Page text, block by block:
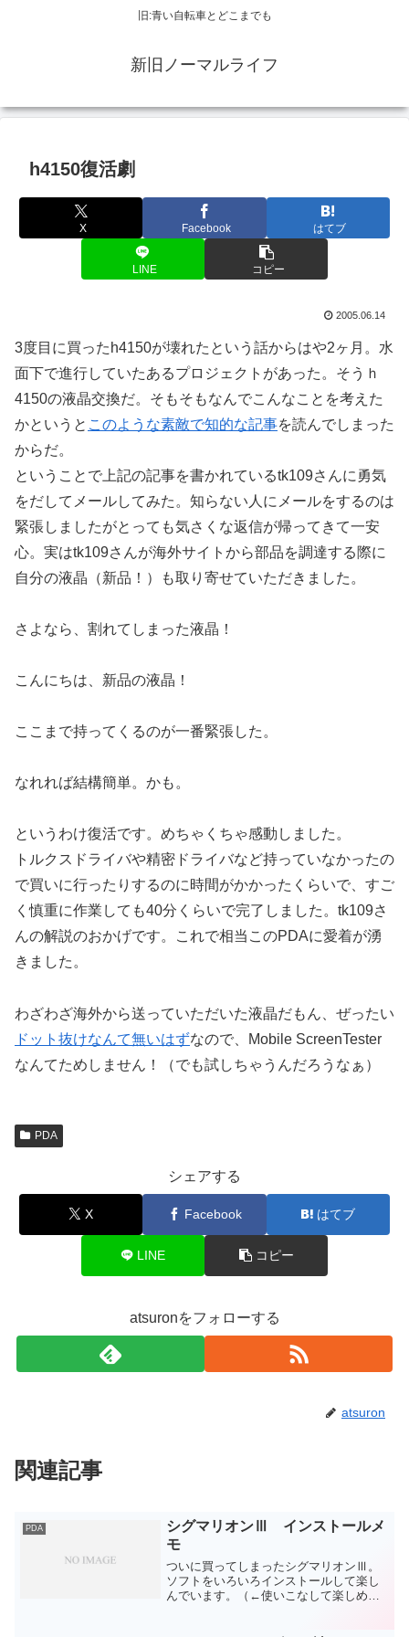
旧:青い自転車とどこまでも
新旧ノーマルライフ
h4150復活劇
X Facebook はてブ
LINE コピー
2005.06.14
3度目に買ったh4150が壊れたという話からはや2ヶ月。水
面下で進行していたあるプロジェクトがあった。そうｈ
4150の液晶交換だ。そもそもなんでこんなことを考えた
かというと このような素敵で知的な記事を読んでしまった
からだ。
ということで上記の記事を書かれているtk109さんに勇気
をだしてメールしてみた。知らない人にメールをするのは
緊張しましたがとっても気さくな返信が帰ってきて一安
心。実はtk109さんが海外サイトから部品を調達する際に
自分の液晶（新品！）も取り寄せていただきました。
さよなら、割れてしまった液晶！
こんにちは、新品の液晶！
ここまで持ってくるのが一番緊張した。
なれれば結構簡単。かも。
というわけ復活です。めちゃくちゃ感動しました。
トルクスドライバや精密ドライバなど持っていなかったの
で買いに行ったりするのに時間がかかったくらいで、すご
く慎重に作業しても40分くらいで完了しました。tk109さ
んの解説のおかげです。これで相当このPDAに愛着が湧
きました。
わざわざ海外から送っていただいた液晶だもん、ぜったい
ドット抜けなんて無いはずなので、Mobile ScreenTester
なんてためしません！（でも試しちゃうんだろうなぁ）
PDA
シェアする
X Facebook はてブ
LINE コピー
atsuronをフォローする
atsuron
関連記事
PDA
シグマリオンⅢ インストールメ
モ
ついに買ってしまったシグマリオンⅢ。
ソフトをいろいろインストールして楽し
んでいます。（←使いこなして楽しめ